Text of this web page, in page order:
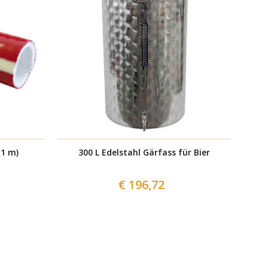
ø 20 (1 m) 300 L Edelstahl Gärfass für Bier
€ 196,72